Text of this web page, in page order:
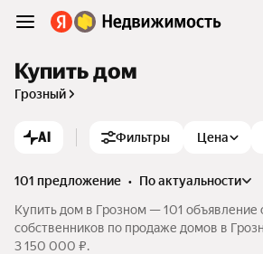
Купить дом
Грозный
AI Фильтры Цена
101 предложение •
по актуальности
Купить дом в Грозном — 101 объявление
собственников по продаже домов в
3 150 000 ₽.